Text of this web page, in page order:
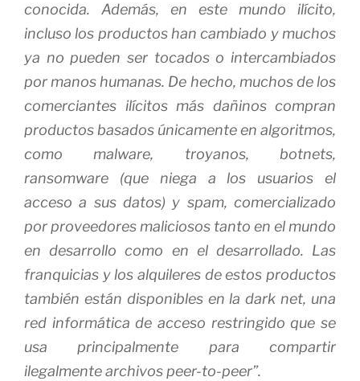
conocida. Además, en este mundo ilícito,
incluso los productos han cambiado y muchos
ya no pueden ser tocados o intercambiados
por manos humanas. De hecho, muchos de los
comerciantes ilícitos más dañinos compran
productos basados ​​únicamente en algoritmos,
comomalware, troyanos,botnets,
ransomware (que niega a los usuarios el
acceso a sus datos) y spam, comercializado
por proveedores maliciosos tanto en el mundo
en desarrollo como en el desarrollado. Las
franquicias y los alquileres de estos productos
también están disponibles en ladark net, una
red informática de acceso restringido que se
usa principalmente para compartir
ilegalmente archivospeer-to-peer”.